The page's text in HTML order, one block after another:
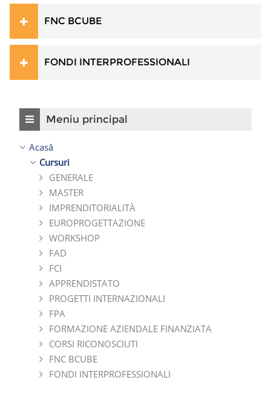
FNC BCUBE
FONDI INTERPROFESSIONALI
Meniu principal
Acasă
Cursuri
GENERALE
MASTER
IMPRENDITORIALITÀ
EUROPROGETTAZIONE
WORKSHOP
FAD
FCI
APPRENDISTATO
PROGETTI INTERNAZIONALI
FPA
FORMAZIONE AZIENDALE FINANZIATA
CORSI RICONOSCIUTI
FNC BCUBE
FONDI INTERPROFESSIONALI